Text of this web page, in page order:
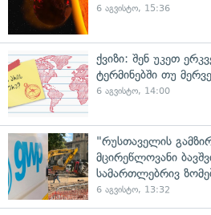
6 აგვისტო, 15:36
ქვიზი: შენ უკეთ
ტერმინებში თუ
6 აგვისტო, 14:00
"რუსთაველის
მცირეწლოვანი
სამართლებრივ
6 აგვისტო, 13:32